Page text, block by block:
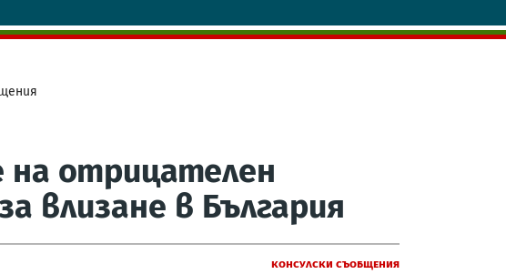
на отрицателен
влизане в България
Консулски съобщения